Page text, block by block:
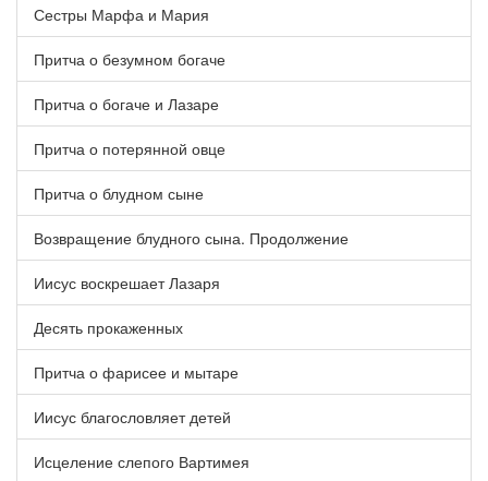
Сестры Марфа и Мария
Притча о безумном богаче
Притча о богаче и Лазаре
Притча о потерянной овце
Притча о блудном сыне
Возвращение блудного сына. Продолжение
Иисус воскрешает Лазаря
Десять прокаженных
Притча о фарисее и мытаре
Иисус благословляет детей
Исцеление слепого Вартимея